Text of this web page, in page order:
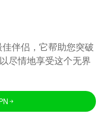
伴侣，它帮助您突破
尽情地享受这个无界